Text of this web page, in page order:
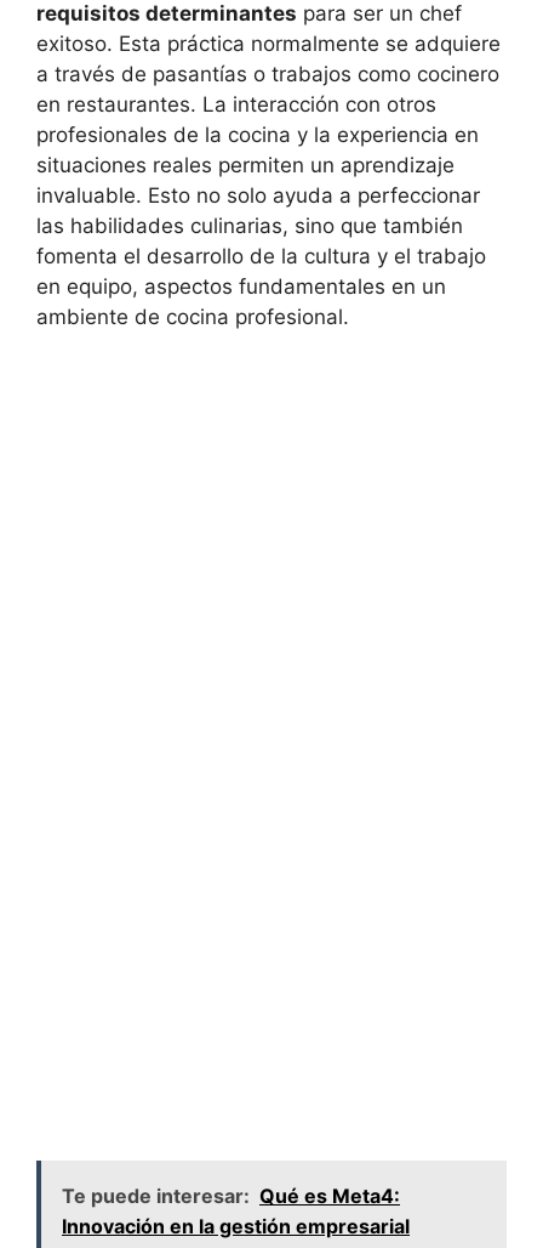
requisitos determinantes para ser un chef
exitoso. Esta práctica normalmente se adquiere
a través de pasantías o trabajos como cocinero
en restaurantes. La interacción con otros
profesionales de la cocina y la experiencia en
situaciones reales permiten un aprendizaje
invaluable. Esto no solo ayuda a perfeccionar
las habilidades culinarias, sino que también
fomenta el desarrollo de la cultura y el trabajo
en equipo, aspectos fundamentales en un
ambiente de cocina profesional.
Te puede interesar: Qué es Meta4:
Innovación en la gestión empresarial